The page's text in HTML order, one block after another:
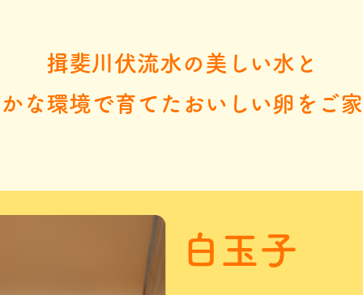
揖斐川伏流水の美しい水と
な環境で育てたおいしい卵をご
白玉子